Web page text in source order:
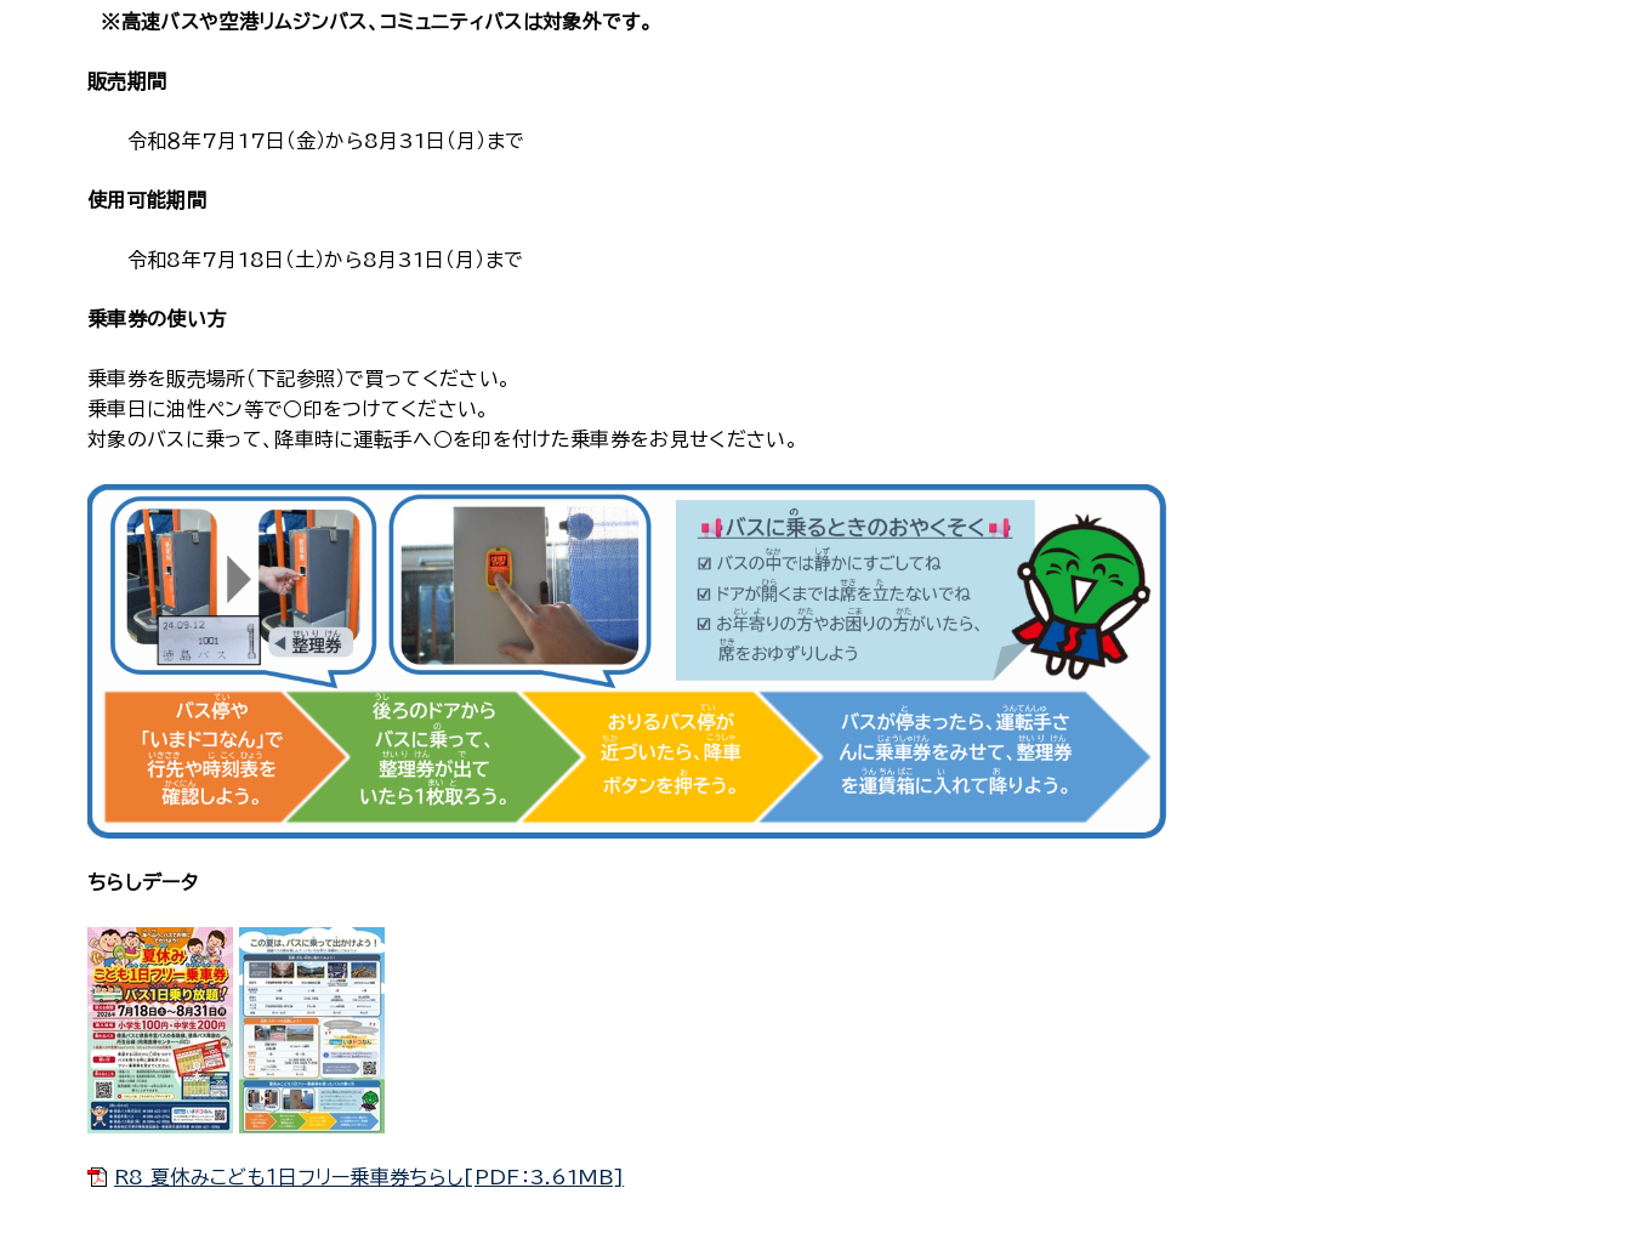
※高速バスや空港リムジンバス、コミュニティバスは対象外です。
販売期間
令和８年7月17日（金）から8月31日（月）まで
使用可能期間
令和8年7月18日（土）から8月31日（月）まで
乗車券の使い方
乗車券を販売場所（下記参照）で買ってください。
乗車日に油性ペン等で○印をつけてください。
対象のバスに乗って、降車時に運転手へ○を印を付けた乗車券をお見せください。
ちらしデータ
R8_夏休みこども１日フリー乗車券ちらし[PDF：3.61MB]